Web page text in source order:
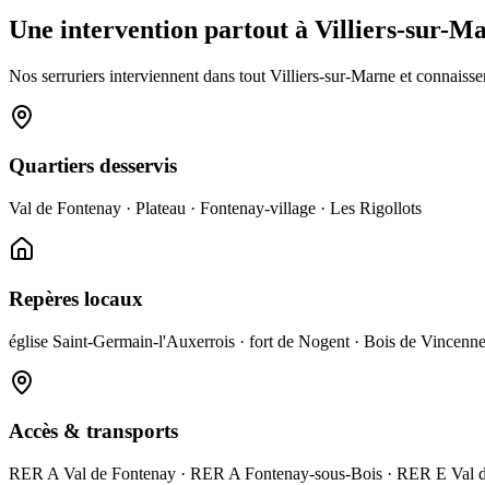
Une intervention partout à Villiers-sur-
Nos serruriers interviennent dans tout Villiers-sur-Marne et
Quartiers desservis
Val de Fontenay · Plateau · Fontenay-village · Les Rigollots
Repères locaux
église Saint-Germain-l'Auxerrois · fort de Nogent · Bois de
Accès & transports
RER A Val de Fontenay · RER A Fontenay-sous-Bois · RER E Val